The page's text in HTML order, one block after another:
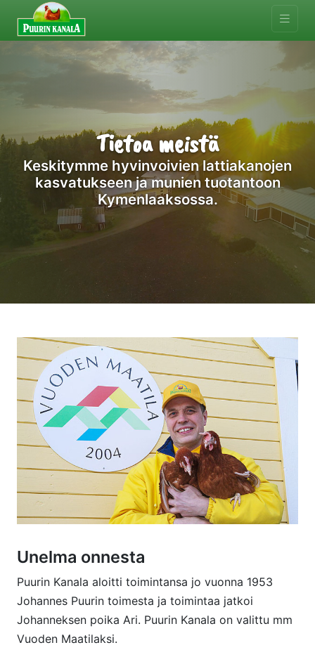
Tietoa meistä
Keskitymme hyvinvoivien lattiakanojen
kasvatukseen ja munien tuotantoon
Kymenlaaksossa.
Unelma onnesta
Puurin Kanala aloitti toimintansa jo vuonna 1953
Johannes Puurin toimesta ja toimintaa jatkoi
Johanneksen poika Ari. Puurin Kanala on valittu mm
Vuoden Maatilaksi.